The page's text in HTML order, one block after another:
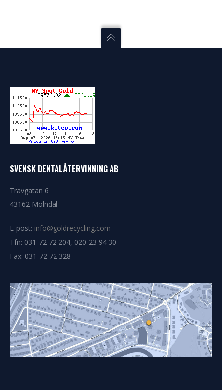
SVENSK DENTALÅTERVINNING AB
Travgatan 6
43162 Mölndal
E-post: info@goldrecycling.com
Tfn: 031-72 72 204, 020-23 94 30
Fax: 031-72 72 328